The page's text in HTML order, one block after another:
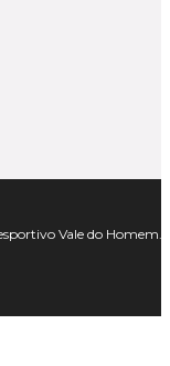
Vale do Homem.